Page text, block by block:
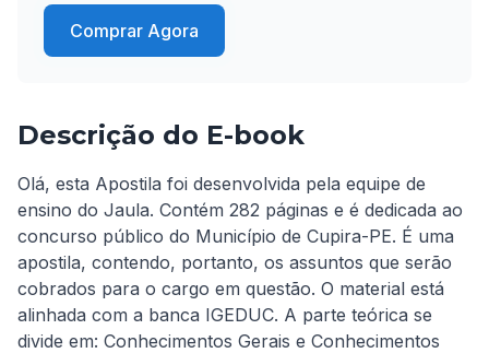
Comprar Agora
Descrição do E-book
Olá, esta Apostila foi desenvolvida pela equipe de
ensino do Jaula. Contém 282 páginas e é dedicada ao
concurso público do Município de Cupira-PE. É uma
apostila, contendo, portanto, os assuntos que serão
cobrados para o cargo em questão. O material está
alinhada com a banca IGEDUC. A parte teórica se
divide em: Conhecimentos Gerais e Conhecimentos